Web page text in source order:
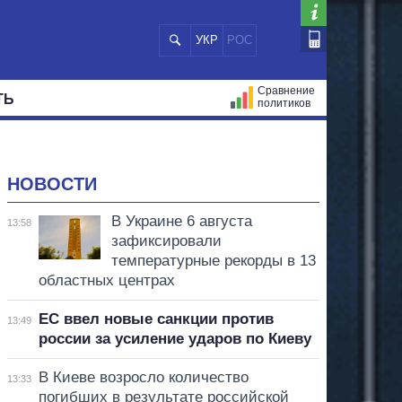
УКР РОС
Сравнение
политиков
НОВОСТИ
13:58
В Украине 6 августа
зафиксировали
температурные рекорды в 13
областных центрах
13:49
ЕС ввел новые санкции против
россии за усиление ударов по Киеву
13:33
В Киеве возросло количество
погибших в результате российской